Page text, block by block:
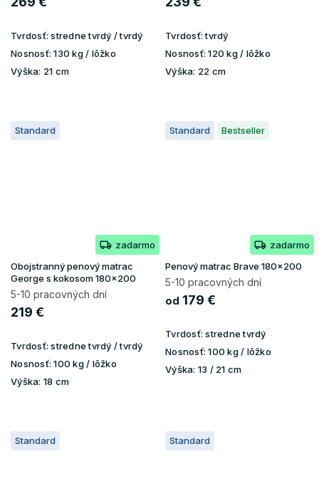
Tvrdosť: stredne tvrdý / tvrdý
Nosnosť: 130 kg / lôžko
Výška: 21 cm
Tvrdosť:tvrdý
Nosnosť: 120 kg / lôžko
Výška: 22 cm
Standard
zadarmo
Obojstranný penový matrac
George s kokosom 180x200
5-10 pracovných dní
219 €
Tvrdosť: stredne tvrdý / tvrdý
Nosnosť: 100 kg / lôžko
Výška: 18 cm
Standard Bestseller
zadarmo
Penový matrac Brave 180x200
5-10 pracovných dní
od 179 €
Tvrdosť: stredne tvrdý
Nosnosť: 100 kg / lôžko
Výška: 13 / 21 cm
Standard Standard